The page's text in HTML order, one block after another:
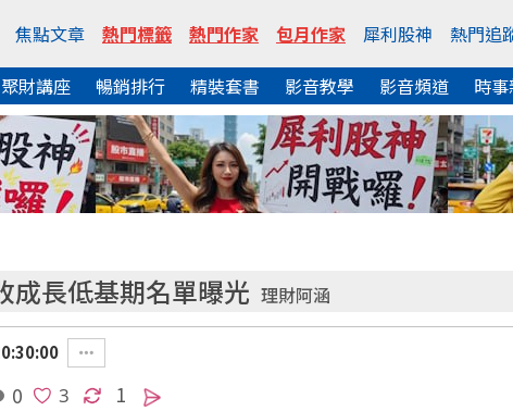
焦點文章 熱門標籤 熱門作家 包月作家 犀利股神
熱門追
聚財講座 暢銷排行 精裝套書 影音教學 影音頻道 時
成長低基期名單曝光 理財阿涵
0
1